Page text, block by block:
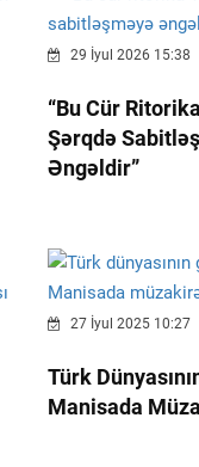
29 İyul 2026 15:38
“Bu Cür
Şərqdə
Əngəldir”
27 İyul 2025 10:27
Türk
Manisada